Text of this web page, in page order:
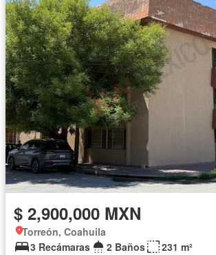
$ 2,900,000 MXN
Torreón, Coahuila
3 Recámaras
2 Baños
231 m²